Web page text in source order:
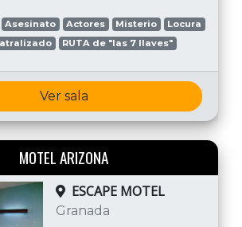
Asesinato Actores Misterio
Locura
RUTA de "las 7 llaves"
Ver sala
MOTEL ARIZONA
ESCAPE MOTEL
Granada